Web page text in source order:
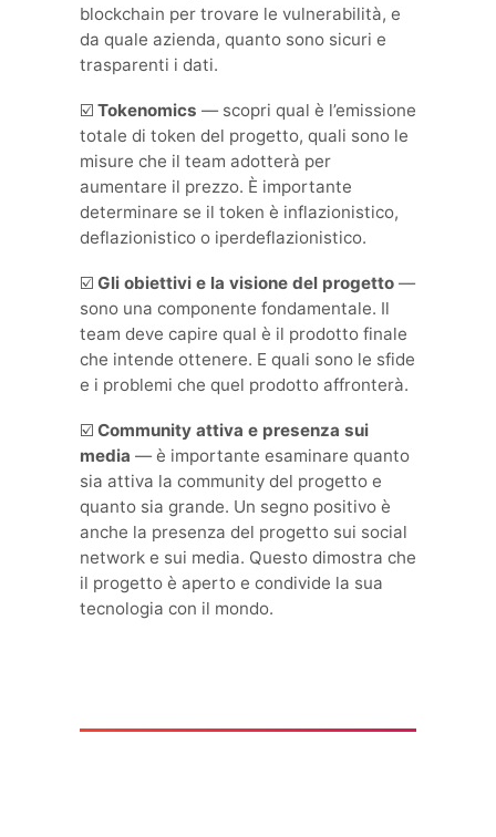
blockchain per trovare le vulnerabilità, e
da quale azienda, quanto sono sicuri e
trasparenti i dati.
☑️ Tokenomics — scopri qual è l’emissione
totale di token del progetto, quali sono le
misure che il team adotterà per
aumentare il prezzo. È importante
determinare se il token è inflazionistico,
deflazionistico o iperdeflazionistico.
☑️ Gli obiettivi e la visione del progetto —
sono una componente fondamentale. Il
team deve capire qual è il prodotto finale
che intende ottenere. E quali sono le sfide
e i problemi che quel prodotto affronterà.
☑️ Community attiva e presenza sui
media — è importante esaminare quanto
sia attiva la community del progetto e
quanto sia grande. Un segno positivo è
anche la presenza del progetto sui social
network e sui media. Questo dimostra che
il progetto è aperto e condivide la sua
tecnologia con il mondo.